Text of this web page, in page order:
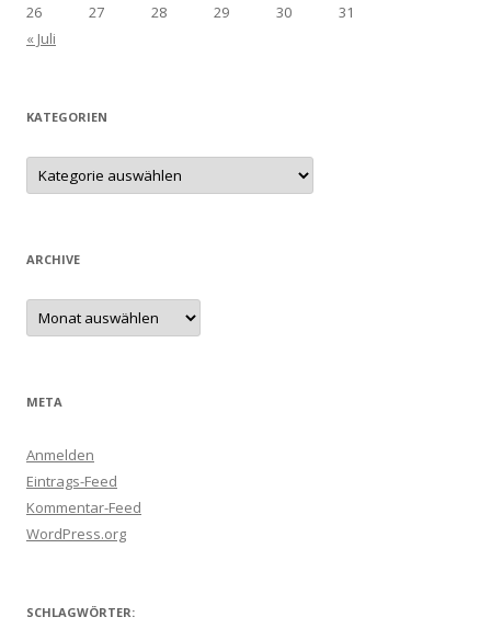
26
27 28 29 30
31
« Juli
KATEGORIEN
Kategorien
ARCHIVE
Archive
META
Anmelden
Eintrags-Feed
Kommentar-Feed
WordPress.org
SCHLAGWÖRTER: